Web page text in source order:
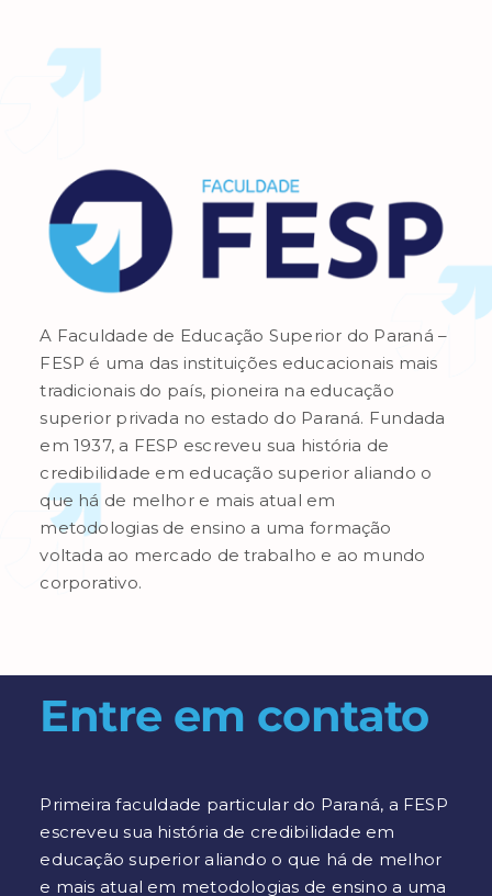
A Faculdade de Educação Superior do Paraná –
FESP é uma das instituições educacionais mais
tradicionais do país, pioneira na educação
superior privada no estado do Paraná. Fundada
em 1937, a FESP escreveu sua história de
credibilidade em educação superior aliando o
que há de melhor e mais atual em
metodologias de ensino a uma formação
voltada ao mercado de trabalho e ao mundo
corporativo.
Entre em contato
Primeira faculdade particular do Paraná, a FESP
escreveu sua história de credibilidade em
educação superior aliando o que há de melhor
e mais atual em metodologias de ensino a uma